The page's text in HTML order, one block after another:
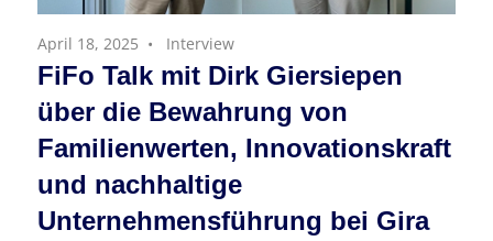
April 18, 2025 Interview
FiFo Talk mit Dirk Giersiepen
über die Bewahrung von
Familienwerten, Innovationskraft
und nachhaltige
Unternehmensführung bei Gira